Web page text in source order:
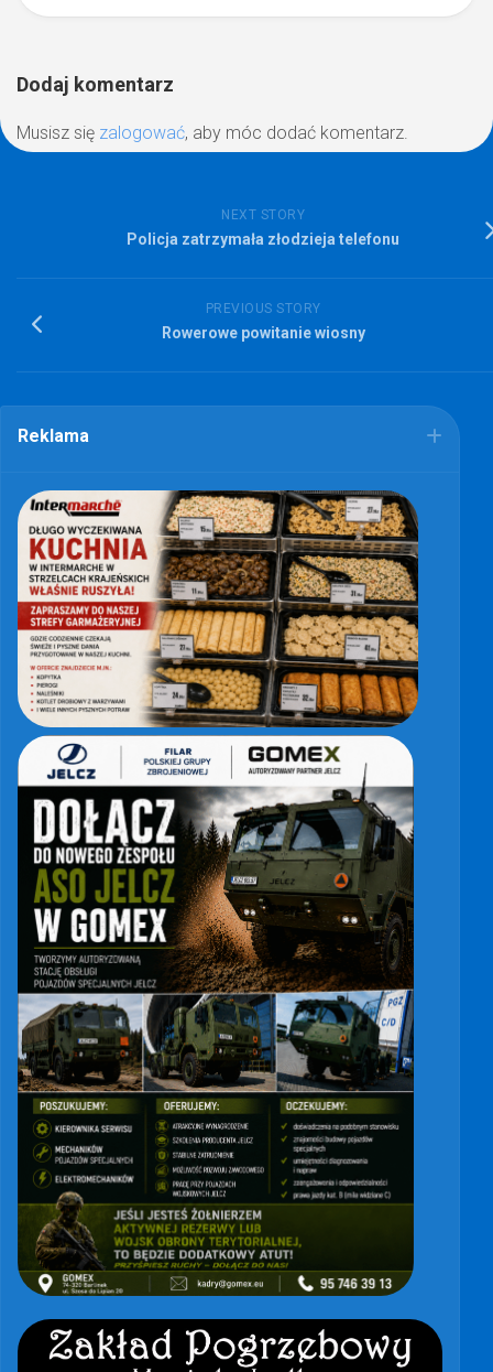
Dodaj komentarz
Musisz się zalogować, aby móc dodać komentarz.
NEXT STORY
Policja zatrzymała złodzieja telefonu
PREVIOUS STORY
Rowerowe powitanie wiosny
Reklama